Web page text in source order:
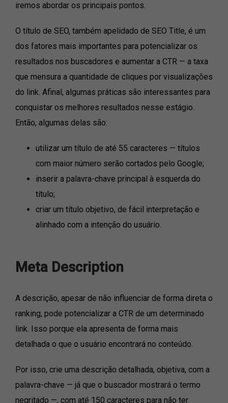
iremos abordar os principais pontos.
O título de SEO, também apelidado de SEO Title, é um
dos fatores mais importantes para potencializar os
resultados nos buscadores e aumentar a CTR — a taxa
que mensura a quantidade de cliques por visualizações
do link. Afinal, algumas práticas são interessantes para
conquistar os melhores resultados nesse estágio.
Então, algumas delas são:
utilizar um título de até 55 caracteres — títulos
com maior número serão cortados pelo Google;
inserir a palavra-chave principal à esquerda do
título;
criar um título objetivo, de fácil interpretação e
alinhado com a intenção do usuário.
Meta Description
A descrição, apesar de não influenciar de forma direta o
ranking, pode potencializar a CTR de um determinado
link. Isso porque ela apresenta de forma mais
detalhada o que o usuário encontrará no conteúdo.
Por isso, crie uma descrição detalhada, objetiva, com a
palavra-chave — já que o buscador mostrará o termo
negritado —, com até 150 caracteres para não ter